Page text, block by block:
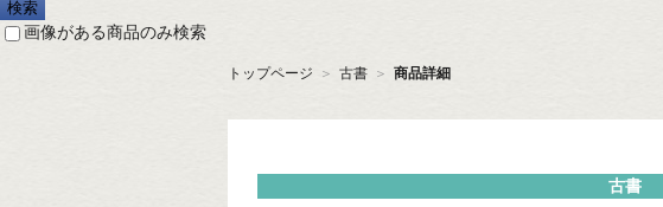
画像がある商品のみ検索
トップページ ＞ 古書 ＞ 商品詳細
古書